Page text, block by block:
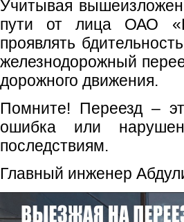
Учитывая
пути от лица ОАО
проявлять
железнодорожный
дорожного движения.
Помните! Переезд –
ошибка или
последствиям.
Главный инженер